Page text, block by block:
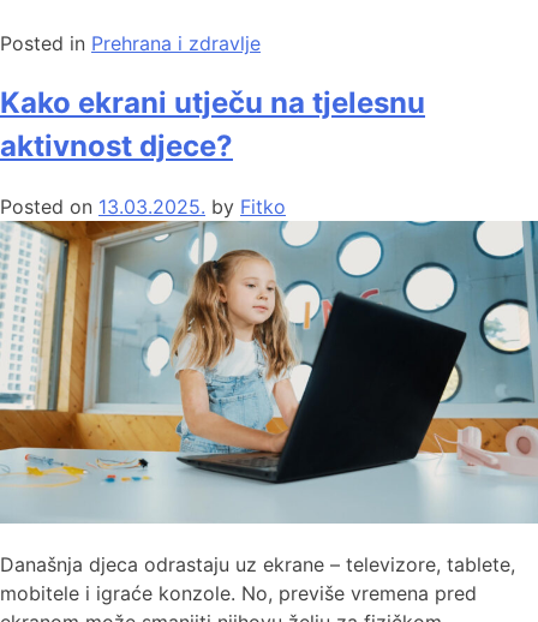
Posted in Prehrana i zdravlje
Kako ekrani utječu na tjelesnu
aktivnost djece?
Posted on 13.03.2025. by Fitko
Današnja djeca odrastaju uz ekrane – televizore, tablete,
mobitele i igraće konzole. No, previše vremena pred